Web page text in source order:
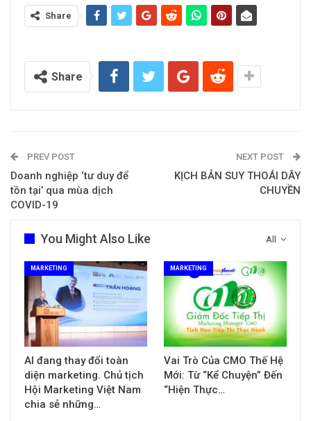
Share
Share
PREV POST
Doanh nghiệp ‘tư duy để
tồn tại’ qua mùa dịch
COVID-19
NEXT POST
KỊCH BẢN SUY THOÁI DÂY
CHUYỀN
All
You Might Also Like
MARKETING
AI đang thay đổi toàn
diện marketing. Chủ tịch
Hội Marketing Việt Nam
chia sẻ những…
MARKETING
Vai Trò Của CMO Thế Hệ
Mới: Từ “Kể Chuyện” Đến
“Hiện Thực…